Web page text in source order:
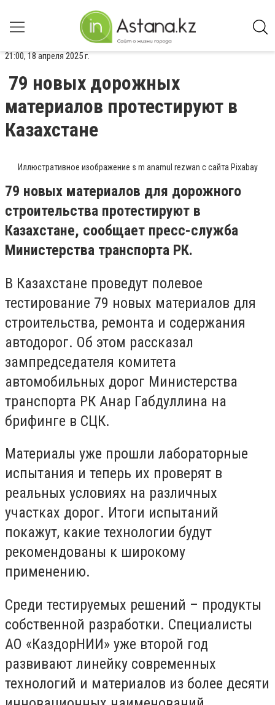
21:00, 18 апреля 2025 г.
79 новых дорожных
материалов протестируют в
Казахстане
Иллюстративное изображение s m anamul rezwan с сайта Pixabay
79 новых материалов для дорожного
строительства протестируют в
Казахстане, сообщает пресс-служба
Министерства транспорта РК.
В Казахстане проведут полевое
тестирование 79 новых материалов для
строительства, ремонта и содержания
автодорог. Об этом рассказал
зампредседателя комитета
автомобильных дорог Министерства
транспорта РК Анар Габдуллина на
брифинге в СЦК.
Материалы уже прошли лабораторные
испытания и теперь их проверят в
реальных условиях на различных
участках дорог. Итоги испытаний
покажут, какие технологии будут
рекомендованы к широкому
применению.
Среди тестируемых решений – продукты
собственной разработки. Специалисты
АО «КаздорНИИ» уже второй год
развивают линейку современных
технологий и материалов из более десяти